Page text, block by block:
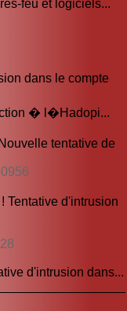
feu et logiciels...
dans le compte
� l�Hadopi...
tentative de
Tentative d'intrusion
d'intrusion dans...